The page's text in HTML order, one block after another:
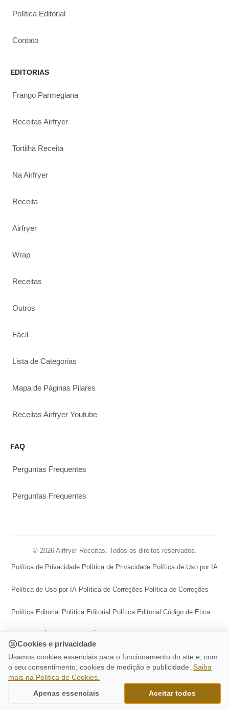
Política Editorial
Contato
EDITORIAS
Frango Parmegiana
Receitas Airfryer
Tortilha Receita
Na Airfryer
Receita
Airfryer
Wrap
Receitas
Outros
Fácil
Lista de Categorias
Mapa de Páginas Pilares
Receitas Airfryer Youtube
FAQ
Perguntas Frequentes
Perguntas Frequentes
© 2026 Airfryer Receitas. Todos os direitos reservados.
Política de Privacidade Política de Privacidade Política de Uso por IA
Política de Uso por IA Política de Correções Política de Correções
Política Editorial Política Editorial Política Editorial Código de Ética
Termos de Uso Política de Cookies Política de Cookies
Política de Cookies Política de Publicidade
Central de Transparência
Cookies e privacidade
Usamos cookies essenciais para o funcionamento do site e, com
o seu consentimento, cookies de medição e publicidade. Saiba
mais na Política de Cookies.
Apenas essenciais Aceitar todos
CONTINUE LENDO
Snack Soja Frita Pipoca Receita Deliciosa Na
Airfryer